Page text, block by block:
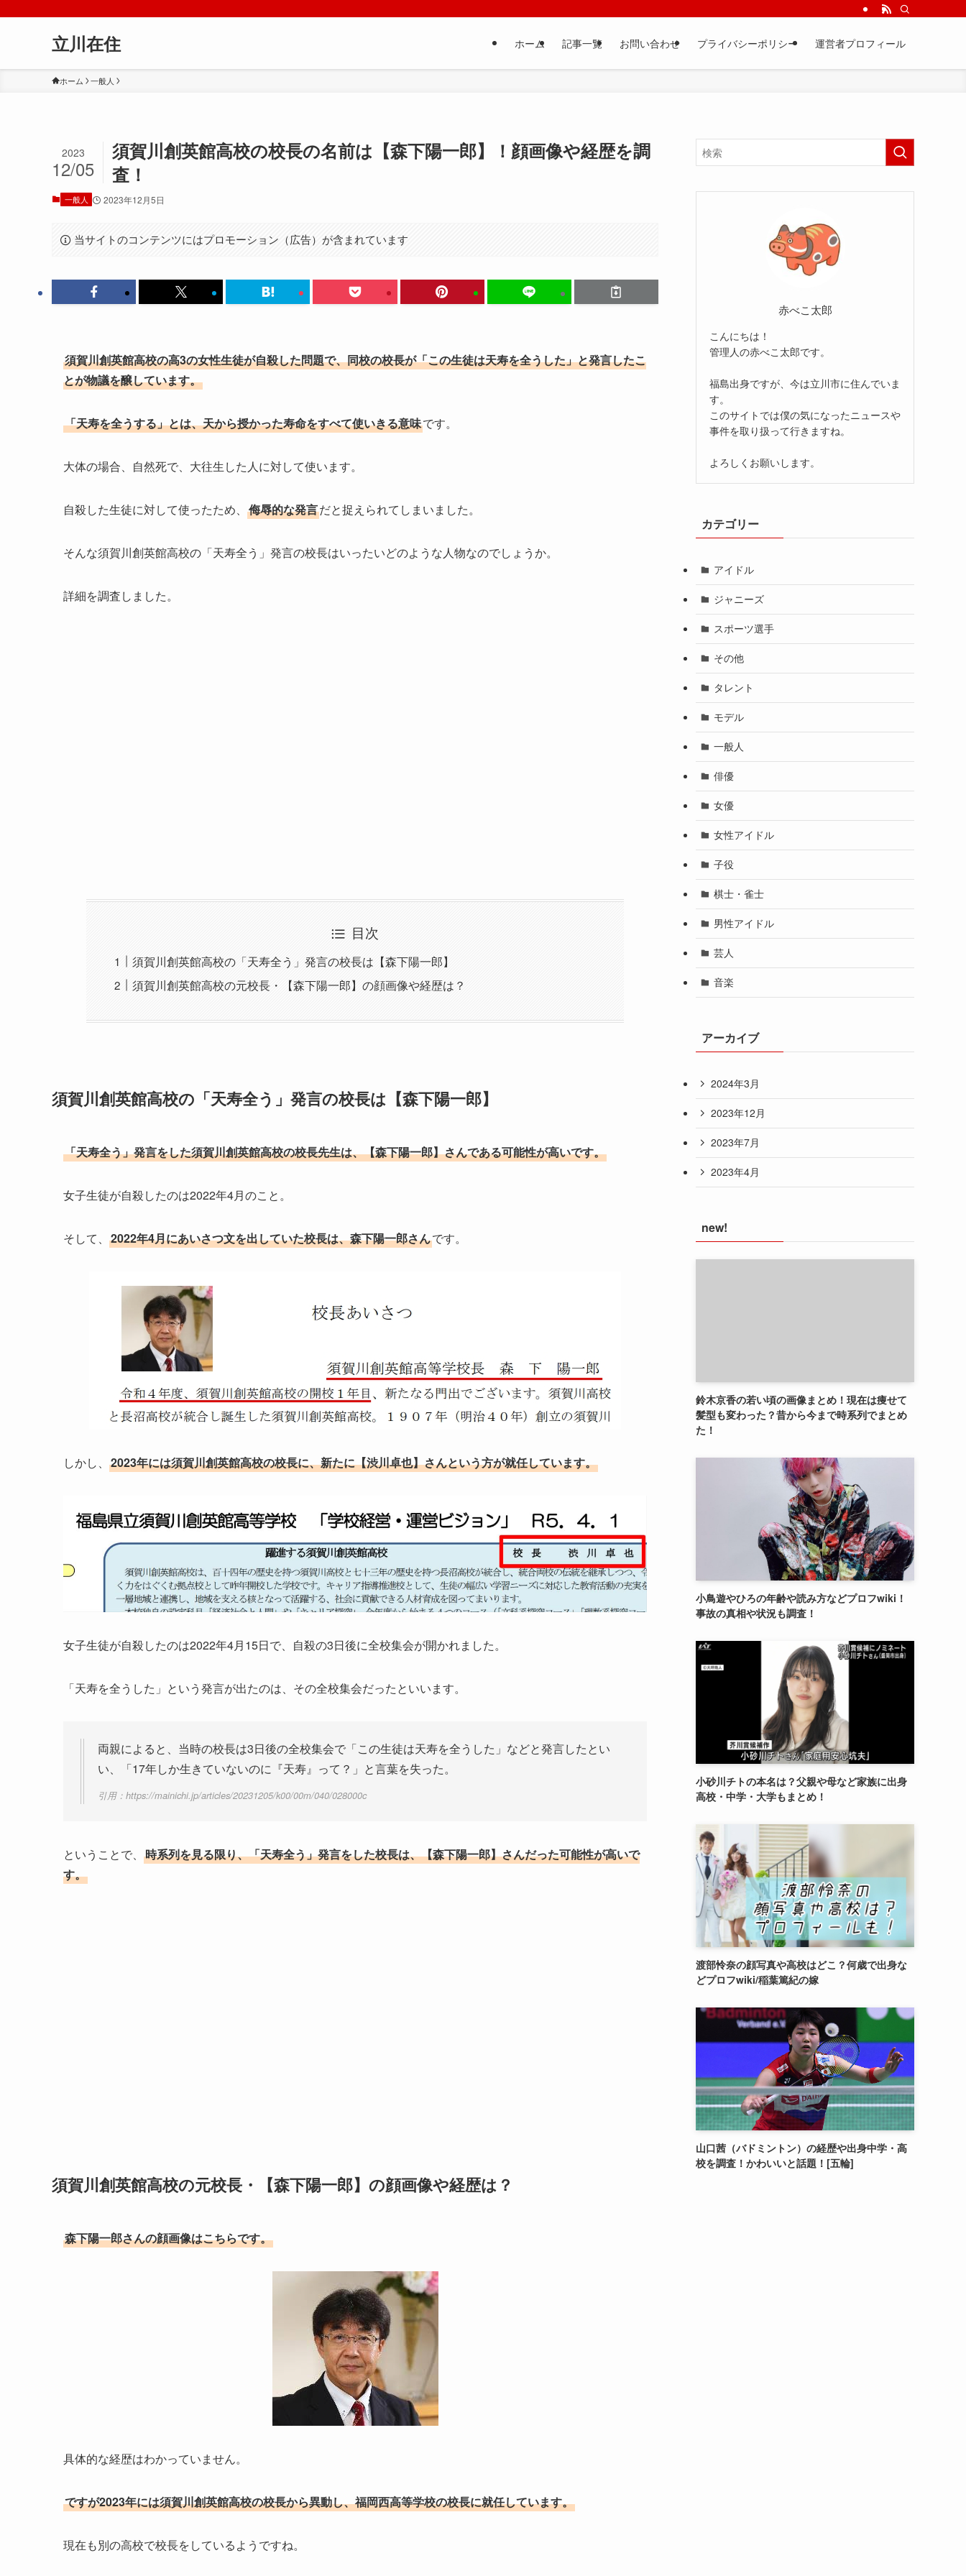
立川在住 ホーム 記事一覧 お問い合わせ プライバシーポリシー 運営者プロフィール
ホーム 一般人
須賀川創英館高校の校長の名前は【森下陽一郎】！顔画像や経歴を調
査！
2023
12/05
一般人 2023年12月5日
当サイトのコンテンツにはプロモーション（広告）が含まれています
須賀川創英館高校の高3の女性生徒が自殺した問題で、同校の校長が「この生徒は天寿を全うした」と発言したこ
とが物議を醸しています。
「天寿を全うする」とは、天から授かった寿命をすべて使いきる意味です。
大体の場合、自然死で、大往生した人に対して使います。
自殺した生徒に対して使ったため、 侮辱的な発言だと捉えられてしまいました。
そんな須賀川創英館高校の「天寿全う」発言の校長はいったいどのような人物なのでしょうか。
詳細を調査しました。
目次
須賀川創英館高校の「天寿全う」発言の校長は【森下陽一郎】
須賀川創英館高校の元校長・【森下陽一郎】の顔画像や経歴は？
須賀川創英館高校の「天寿全う」発言の校長は【森下陽一郎】
「天寿全う」発言をした須賀川創英館高校の校長先生は、【森下陽一郎】さんである可能性が高いです。
女子生徒が自殺したのは2022年4月のこと。
そして、 2022年4月にあいさつ文を出していた校長は、森下陽一郎さんです。
しかし、 2023年には須賀川創英館高校の校長に、新たに【渋川卓也】さんという方が就任しています。
女子生徒が自殺したのは2022年4月15日で、自殺の3日後に全校集会が開かれました。
「天寿を全うした」という発言が出たのは、その全校集会だったといいます。
両親によると、当時の校長は3日後の全校集会で「この生徒は天寿を全うした」などと発言したとい
い、「17年しか生きていないのに『天寿』って？」と言葉を失った。
引用：https://mainichi.jp/articles/20231205/k00/00m/040/028000c
ということで、 時系列を見る限り、「天寿全う」発言をした校長は、【森下陽一郎】さんだった可能性が高いで
す。
須賀川創英館高校の元校長・【森下陽一郎】の顔画像や経歴は？
森下陽一郎さんの顔画像はこちらです。
具体的な経歴はわかっていません。
ですが2023年には須賀川創英館高校の校長から異動し、福岡西高等学校の校長に就任しています。
現在も別の高校で校長をしているようですね。
赤べこ太郎
こんにちは！
管理人の赤べこ太郎です。
福島出身ですが、今は立川市に住んでいま
す。
このサイトでは僕の気になったニュースや
事件を取り扱って行きますね。
よろしくお願いします。
カテゴリー
アイドル
ジャニーズ
スポーツ選手
その他
タレント
モデル
一般人
俳優
女優
女性アイドル
子役
棋士・雀士
男性アイドル
芸人
音楽
アーカイブ
2024年3月
2023年12月
2023年7月
2023年4月
new!
鈴木京香の若い頃の画像まとめ！現在は痩せて
髪型も変わった？昔から今まで時系列でまとめ
た！
小鳥遊やひろの年齢や読み方などプロフwiki！
事故の真相や状況も調査！
小砂川チトの本名は？父親や母など家族に出身
高校・中学・大学もまとめ！
渡部怜奈の顔写真や高校はどこ？何歳で出身な
どプロフwiki/稲葉篤紀の嫁
山口茜（バドミントン）の経歴や出身中学・高
校を調査！かわいいと話題！[五輪]